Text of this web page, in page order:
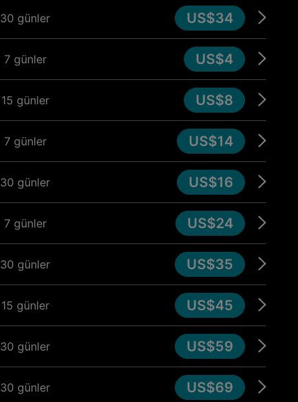
30 günler US$34
7 günler US$4
15 günler US$8
7 günler US$14
30 günler US$16
7 günler US$24
30 günler US$35
15 günler US$45
30 günler US$59
30 günler US$69